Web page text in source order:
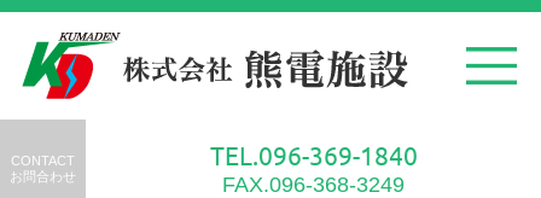
CONTACT
お問合わせ
TEL.096-369-1840
FAX.096-368-3249